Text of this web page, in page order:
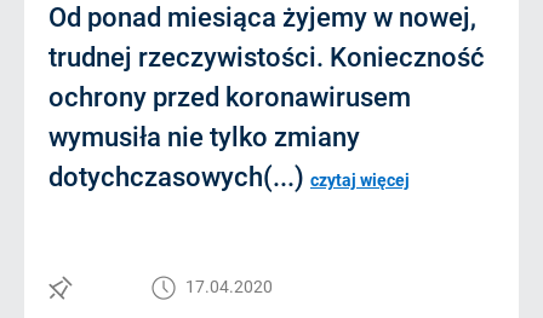
Od ponad miesiąca żyjemy w nowej,
trudnej rzeczywistości. Konieczność
ochrony przed koronawirusem
wymusiła nie tylko zmiany
dotychczasowych(...) czytaj więcej
17.04.2020